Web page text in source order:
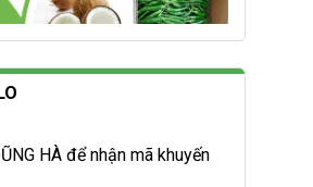
HÀ để nhận mã khuyến